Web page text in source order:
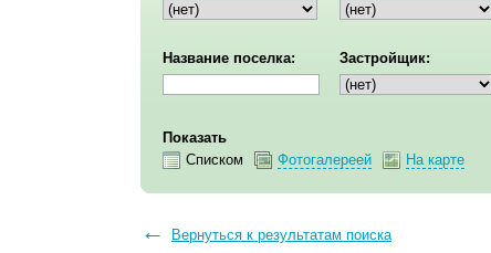
Название поселка: Застройщик:
Показать
Списком
Фотогалереей На карте
←
Вернуться к результатам поиска